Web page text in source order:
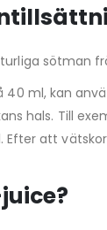
sötman
ml, kan
hals. Till
att